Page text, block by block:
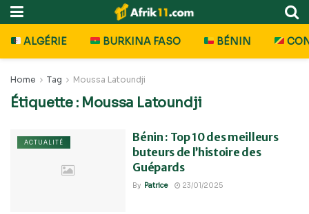
ALGÉRIE BURKINA FASO BÉNIN
Home Tag Moussa Latoundji
Étiquette : Moussa Latoundji
ACTUALITÉ
Bénin : Top 10 des meilleurs
buteurs de l’histoire des
Guépards
By Patrice 23/01/2025